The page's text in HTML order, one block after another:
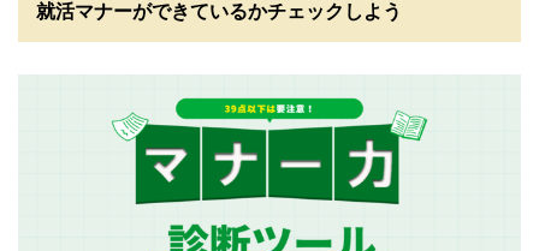
就活マナーができているかチェックしよう